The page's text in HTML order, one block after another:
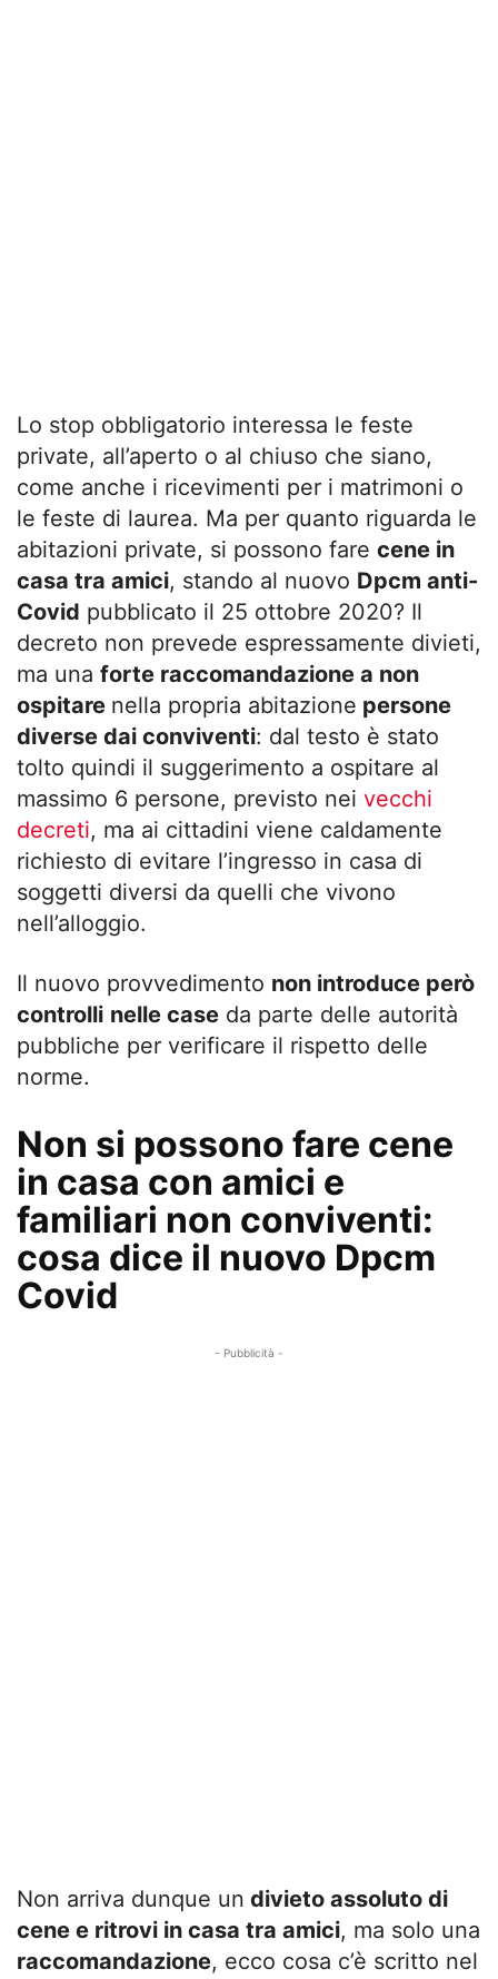
Lo stop obbligatorio interessa le feste
private, all’aperto o al chiuso che siano,
come anche i ricevimenti per i matrimoni o
le feste di laurea. Ma per quanto riguarda le
abitazioni private, si possono fare cene in
casa tra amici, stando al nuovo Dpcm anti-
Covid pubblicato il 25 ottobre 2020? Il
decreto non prevede espressamente divieti,
ma una forte raccomandazione a non
ospitare nella propria abitazione persone
diverse dai conviventi: dal testo è stato
tolto quindi il suggerimento a ospitare al
massimo 6 persone, previsto nei vecchi
decreti, ma ai cittadini viene caldamente
richiesto di evitare l’ingresso in casa di
soggetti diversi da quelli che vivono
nell’alloggio.
Il nuovo provvedimento non introduce però
controlli nelle case da parte delle autorità
pubbliche per verificare il rispetto delle
norme.
Non si possono fare cene
in casa con amici e
familiari non conviventi:
cosa dice il nuovo Dpcm
Covid
- Pubblicità -
Non arriva dunque un divieto assoluto di
cene e ritrovi in casa tra amici, ma solo una
raccomandazione, ecco cosa c’è scritto nel